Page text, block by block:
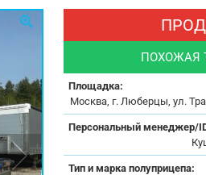
ПОХОЖАЯ
Площадка:
Москва, г. Люберцы, ул.
Персональный менеджер/
Тип и марка полуприцепа: